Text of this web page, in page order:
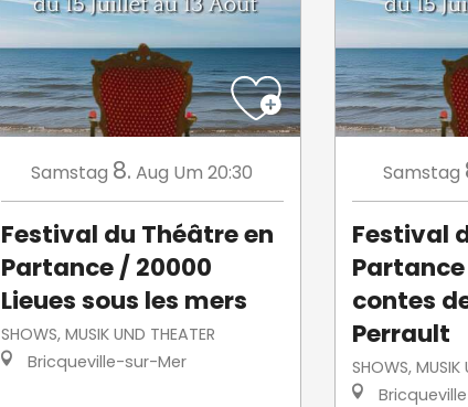
Samstag 8. Aug Um 20:30
Festival du Théâtre en
Partance / 20000
Lieues sous les mers
SHOWS, MUSIK UND THEATER
Bricqueville-sur-Mer
Samstag
Festival
contes
Perrault
SHOWS, MUSIK